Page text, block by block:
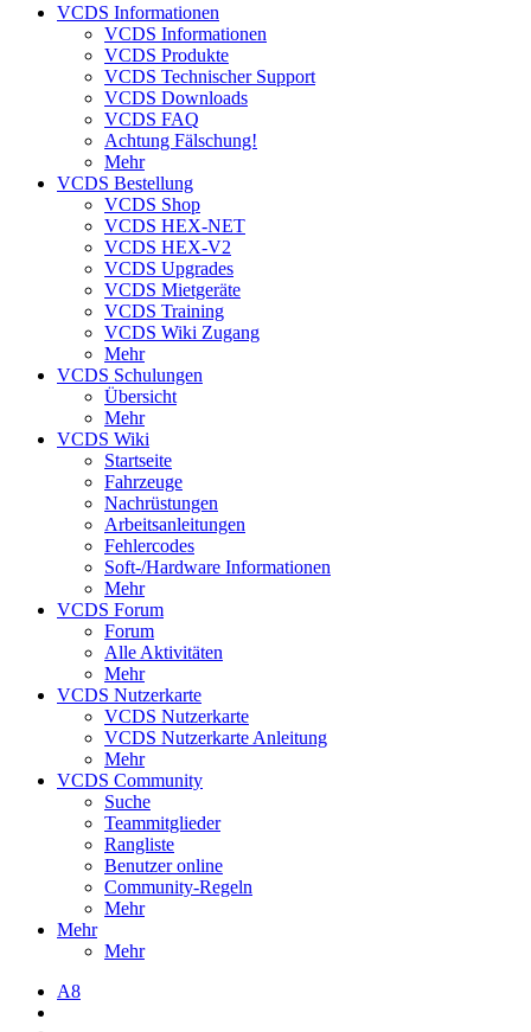
VCDS Informationen
VCDS Informationen
VCDS Produkte
VCDS Technischer Support
VCDS Downloads
VCDS FAQ
Achtung Fälschung!
Mehr
VCDS Bestellung
VCDS Shop
VCDS HEX-NET
VCDS HEX-V2
VCDS Upgrades
VCDS Mietgeräte
VCDS Training
VCDS Wiki Zugang
Mehr
VCDS Schulungen
Übersicht
Mehr
VCDS Wiki
Startseite
Fahrzeuge
Nachrüstungen
Arbeitsanleitungen
Fehlercodes
Soft-/Hardware Informationen
Mehr
VCDS Forum
Forum
Alle Aktivitäten
Mehr
VCDS Nutzerkarte
VCDS Nutzerkarte
VCDS Nutzerkarte Anleitung
Mehr
VCDS Community
Suche
Teammitglieder
Rangliste
Benutzer online
Community-Regeln
Mehr
Mehr
Mehr
A8